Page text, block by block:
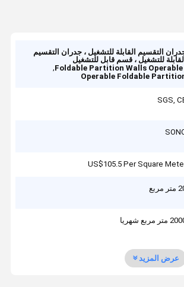
التقسيم القابلة للتشغيل ، جدران التقسيم
القابلة للتشغيل ، قسم قابل للتشغيل
Foldable Partition Walls Operable
,
Operable Foldable
SGS,
US$105.5 Per Square
مربع
متر مربع شهريا
عرض المزيد